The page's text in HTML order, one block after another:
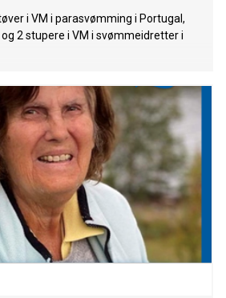
i VM i parasvømming i Portugal,
2 stupere i VM i svømmeidretter i